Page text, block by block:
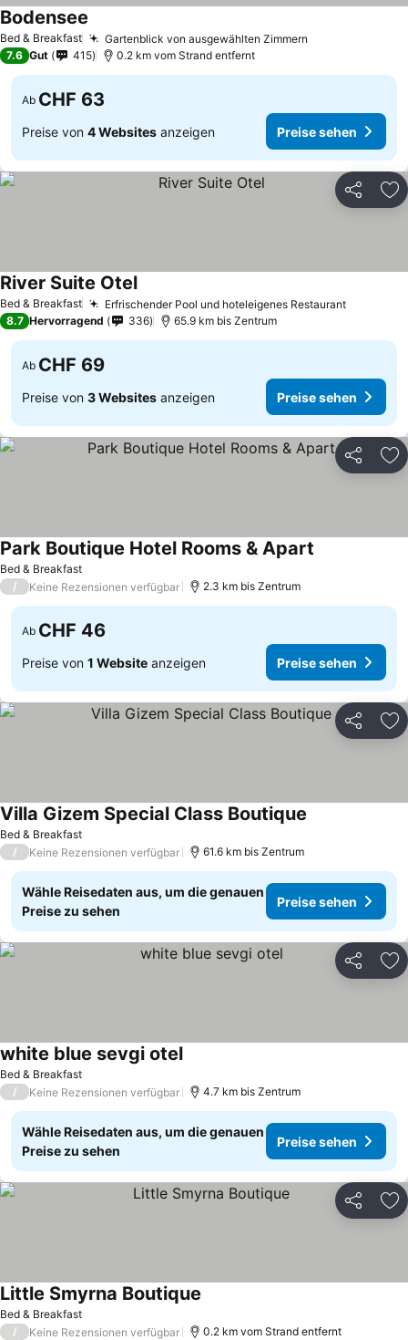
Bed & Breakfast Gartenblick von ausgewählten Zimmern
Bodensee
7.6 Gut 415 0.2 km vom Strand entfernt
Ab CHF 63
Preise von 4 Websites anzeigen Preise sehen
Teilen
Bed & Breakfast Erfrischender Pool und hoteleigenes Restaurant
River Suite Otel
8.7 Hervorragend 336 65.9 km bis Zentrum
Ab CHF 69
Preise von 3 Websites anzeigen Preise sehen
Teilen
Bed & Breakfast
Park Boutique Hotel Rooms & Apart
/ Keine Rezensionen verfügbar 2.3 km bis Zentrum
Ab CHF 46
Preise von 1 Website anzeigen Preise sehen
Teilen
Bed & Breakfast
Villa Gizem Special Class Boutique
/ Keine Rezensionen verfügbar 61.6 km bis Zentrum
Wähle Reisedaten aus, um die genauen
Preise zu sehen
Preise sehen
Teilen
Bed & Breakfast
white blue sevgi otel
/ Keine Rezensionen verfügbar 4.7 km bis Zentrum
Wähle Reisedaten aus, um die genauen
Preise zu sehen
Preise sehen
Teilen
Bed & Breakfast
Little Smyrna Boutique
/ Keine Rezensionen verfügbar 0.2 km vom Strand entfernt